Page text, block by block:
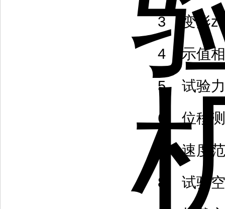
3 变形zui
4 示值相对
5 试验力试
6 位移测
7 速度范
8 试验空